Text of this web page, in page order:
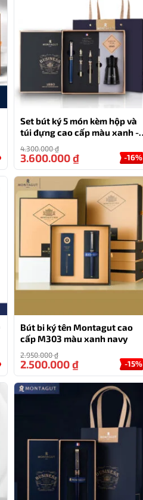
Với kỹ
một
Set bút ký 5 món kèm hộp và
túi đựng cao cấp màu xanh -
4.300.000₫
-16%
3.600.000₫
Bút bi ký tên Montagut cao
cấp M303 màu xanh navy
2.950.000₫
-15%
2.500.000₫